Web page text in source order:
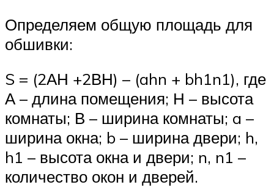
Определяем общую площадь для
обшивки:
S = (2АН +2ВН) – (ahn + bh1n1), где
А – длина помещения; Н – высота
комнаты; В – ширина комнаты; a –
ширина окна; b – ширина двери; h,
h1 – высота окна и двери; n, n1 –
количество окон и дверей.